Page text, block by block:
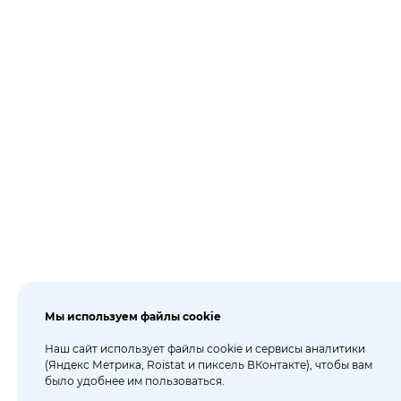
Мы используем файлы cookie
Наш сайт использует файлы cookie и сервисы аналитики
(Яндекс Метрика, Roistat и пиксель ВКонтакте), чтобы вам
было удобнее им пользоваться.